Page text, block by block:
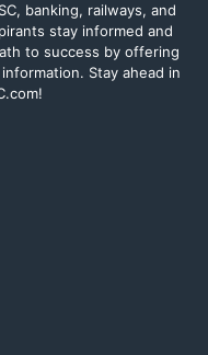
banking, railways, and
stay informed and
to success by offering
Stay ahead in